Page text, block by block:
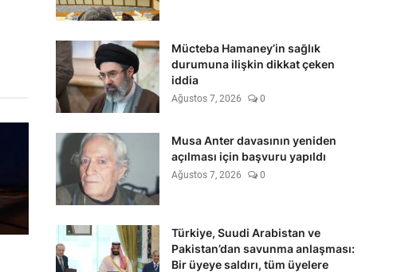
Mücteba Hamaney’in sağlık
durumuna ilişkin dikkat çeken
iddia
Ağustos 7, 2026 0
Musa Anter davasının yeniden
açılması için başvuru yapıldı
Ağustos 7, 2026 0
Türkiye, Suudi Arabistan ve
Pakistan’dan savunma anlaşması:
Bir üyeye saldırı, tüm üyelere